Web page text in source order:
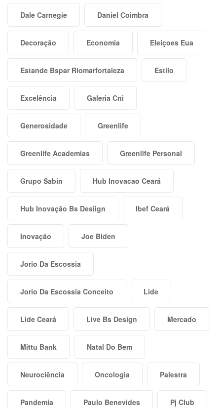
Dale Carnegie Daniel Coimbra
Decoração Economia Eleiçoes Eua
Estande Bspar Riomarfortaleza Estilo
Excelência Galeria Cni
Generosidade Greenlife
Greenlife Academias Greenlife Personal
Grupo Sabin Hub Inovacao Ceará
Hub Inovação Bs Desiign Ibef Ceará
Inovação Joe Biden
Jorio Da Escossia
Jorio Da Escossia Conceito Lide
Lide Ceará Live Bs Design Mercado
Mittu Bank Natal Do Bem
Neurociência Oncologia Palestra
Pandemia Paulo Benevides Pj Club